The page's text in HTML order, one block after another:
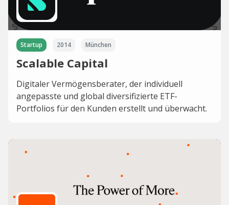
Startup 2014 München
Scalable Capital
Digitaler Vermögensberater, der individuell
angepasste und global diversifizierte ETF-
Portfolios für den Kunden erstellt und überwacht.